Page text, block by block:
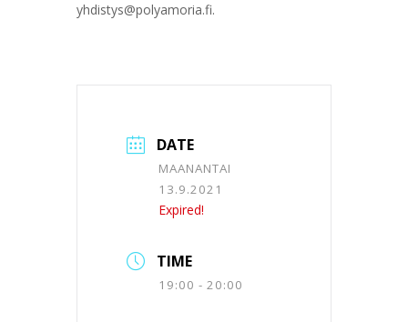
yhdistys@polyamoria.fi.
DATE
MAANANTAI
13.9.2021
Expired!
TIME
19:00 - 20:00